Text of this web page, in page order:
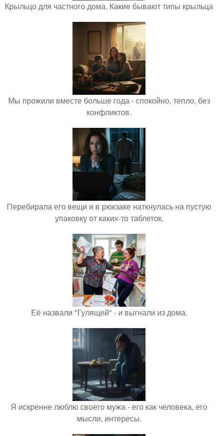
Крыльцо для частного дома. Какие бывают типы крыльца
Мы прожили вместе больше года - спокойно, тепло, без
конфликтов.
Перебирала его вещи и в рюкзаке наткнулась на пустую
упаковку от каких-то таблеток.
Её назвали "Гулящей" - и выгнали из дома.
Я искренне люблю своего мужа - его как человека, его
мысли, интересы.